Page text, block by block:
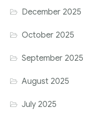
December 2025
October 2025
September 2025
August 2025
July 2025